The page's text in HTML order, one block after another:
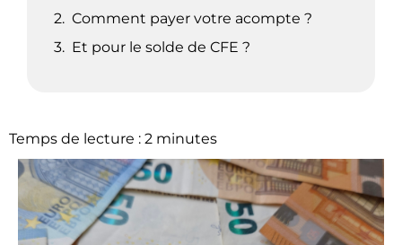
Comment payer votre acompte ?
Et pour le solde de CFE ?
Temps de lecture : 2 minutes